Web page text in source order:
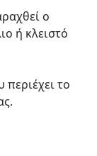
ο
ή κλειστό
το